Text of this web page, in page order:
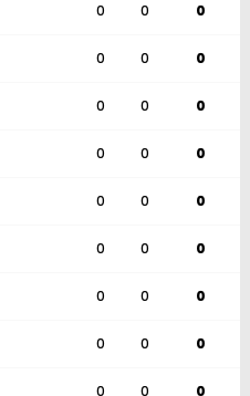
0 0 0
0 0 0
0 0 0
0 0 0
0 0 0
0 0 0
0 0 0
0 0 0
0 0 0